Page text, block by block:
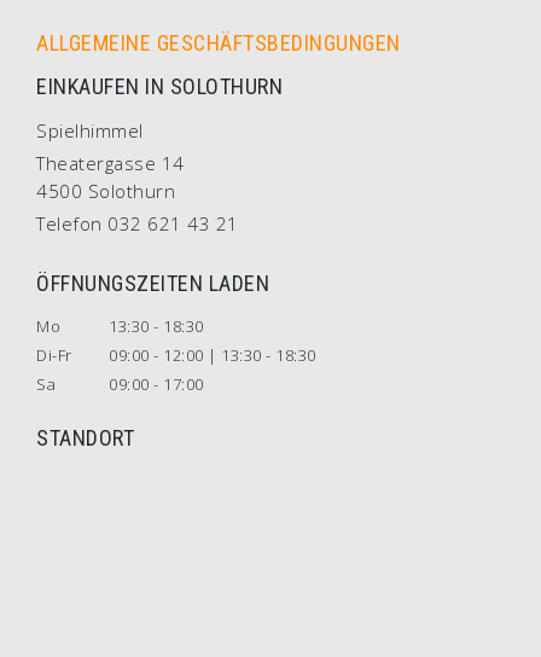
ALLGEMEINE GESCHÄFTSBEDINGUNGEN
EINKAUFEN IN SOLOTHURN
Spielhimmel
Theatergasse 14
4500 Solothurn
Telefon 032 621 43 21
ÖFFNUNGSZEITEN LADEN
Mo
13:30 - 18:30
Di-Fr
09:00 - 12:00 | 13:30 - 18:30
Sa
09:00 - 17:00
STANDORT